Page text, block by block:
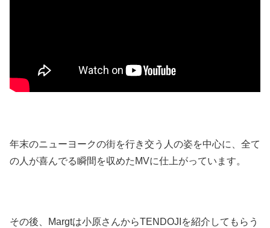
年末のニューヨークの街を行き交う人の姿を中心に、全て
の人が喜んでる瞬間を収めたMVに仕上がっています。
その後、Margtは小原さんからTENDOJIを紹介してもらう